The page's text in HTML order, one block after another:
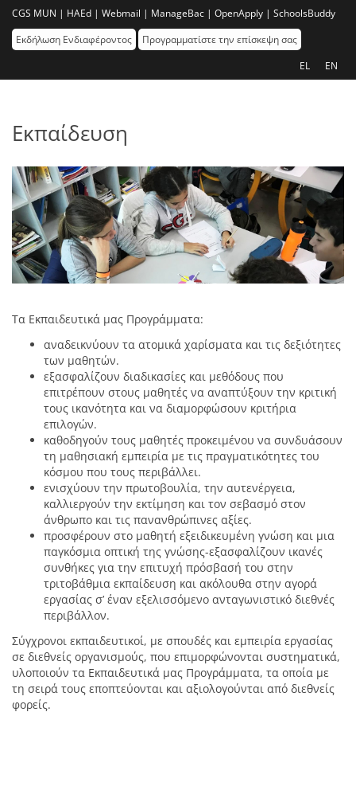
CGS MUN | HAEd | Webmail | ManageBac | OpenApply | SchoolsBuddy
Εκδήλωση Ενδιαφέροντος
Προγραμματίστε την επίσκεψη σας
EL
EN
Εκπαίδευση
Τα Εκπαιδευτικά μας Προγράμματα:
αναδεικνύουν τα ατομικά χαρίσματα και τις δεξιότητες
των μαθητών.
εξασφαλίζουν διαδικασίες και μεθόδους που
επιτρέπουν στους μαθητές να αναπτύξουν την κριτική
τους ικανότητα και να διαμορφώσουν κριτήρια
επιλογών.
καθοδηγούν τους μαθητές προκειμένου να συνδυάσουν
τη μαθησιακή εμπειρία με τις πραγματικότητες του
κόσμου που τους περιβάλλει.
ενισχύουν την πρωτοβουλία, την αυτενέργεια,
καλλιεργούν την εκτίμηση και τον σεβασμό στον
άνθρωπο και τις πανανθρώπινες αξίες.
προσφέρουν στο μαθητή εξειδικευμένη γνώση και μια
παγκόσμια οπτική της γνώσης-εξασφαλίζουν ικανές
συνθήκες για την επιτυχή πρόσβασή του στην
τριτοβάθμια εκπαίδευση και ακόλουθα στην αγορά
εργασίας σ’ έναν εξελισσόμενο ανταγωνιστικό διεθνές
περιβάλλον.
Σύγχρονοι εκπαιδευτικοί, με σπουδές και εμπειρία εργασίας
σε διεθνείς οργανισμούς, που επιμορφώνονται συστηματικά,
υλοποιούν τα Εκπαιδευτικά μας Προγράμματα, τα οποία με
τη σειρά τους εποπτεύονται και αξιολογούνται από διεθνείς
φορείς.